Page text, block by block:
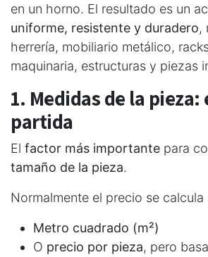
en un horno. El resultado es un
uniforme, resistente y duradero,
herrería, mobiliario metálico,
maquinaria, estructuras y piezas
1. Medidas de la
partida
El factor más importante para
tamaño de la pieza.
Normalmente el precio se calcula
Metro cuadrado (m²)
O precio por pieza, pero